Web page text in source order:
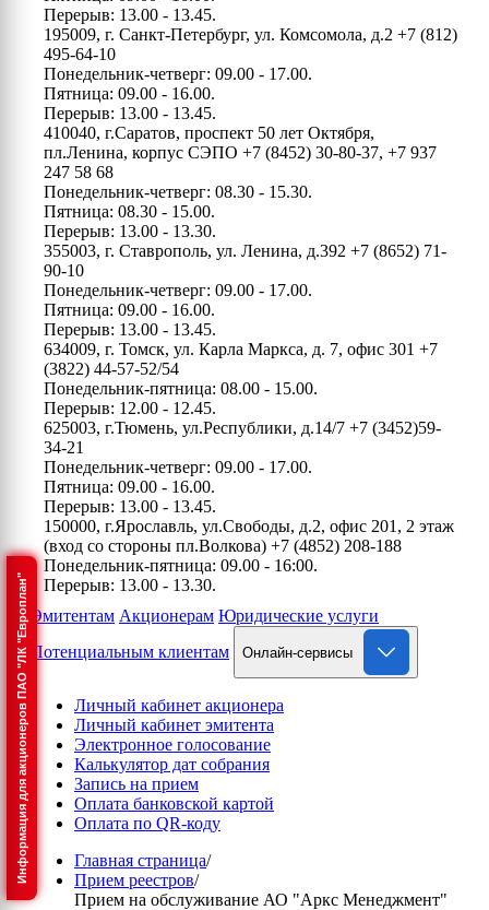
Информация для акционеров ПАО "ЛК "Европлан"
Перерыв: 13.00 - 13.45.
195009, г. Санкт-Петербург, ул. Комсомола, д.2 +7 (812)
495-64-10
Понедельник-четверг: 09.00 - 17.00.
Пятница: 09.00 - 16.00.
Перерыв: 13.00 - 13.45.
410040, г.Саратов, проспект 50 лет Октября,
пл.Ленина, корпус СЭПО +7 (8452) 30-80-37, +7 937
247 58 68
Понедельник-четверг: 08.30 - 15.30.
Пятница: 08.30 - 15.00.
Перерыв: 13.00 - 13.30.
355003, г. Ставрополь, ул. Ленина, д.392 +7 (8652) 71-
90-10
Понедельник-четверг: 09.00 - 17.00.
Пятница: 09.00 - 16.00.
Перерыв: 13.00 - 13.45.
634009, г. Томск, ул. Карла Маркса, д. 7, офис 301 +7
(3822) 44-57-52/54
Понедельник-пятница: 08.00 - 15.00.
Перерыв: 12.00 - 12.45.
625003, г.Тюмень, ул.Республики, д.14/7 +7 (3452)59-
34-21
Понедельник-четверг: 09.00 - 17.00.
Пятница: 09.00 - 16.00.
Перерыв: 13.00 - 13.45.
150000, г.Ярославль, ул.Свободы, д.2, офис 201, 2 этаж
(вход со стороны пл.Волкова) +7 (4852) 208-188
Понедельник-пятница: 09.00 - 16:00.
Перерыв: 13.00 - 13.30.
Эмитентам Акционерам Юридические услуги
Потенциальным клиентам
Онлайн-сервисы
Личный кабинет акционера
Личный кабинет эмитента
Электронное голосование
Калькулятор дат собрания
Запись на прием
Оплата банковской картой
Оплата по QR-коду
Главная страница/
Прием реестров/
Прием на обслуживание АО "Аркс Менеджмент"